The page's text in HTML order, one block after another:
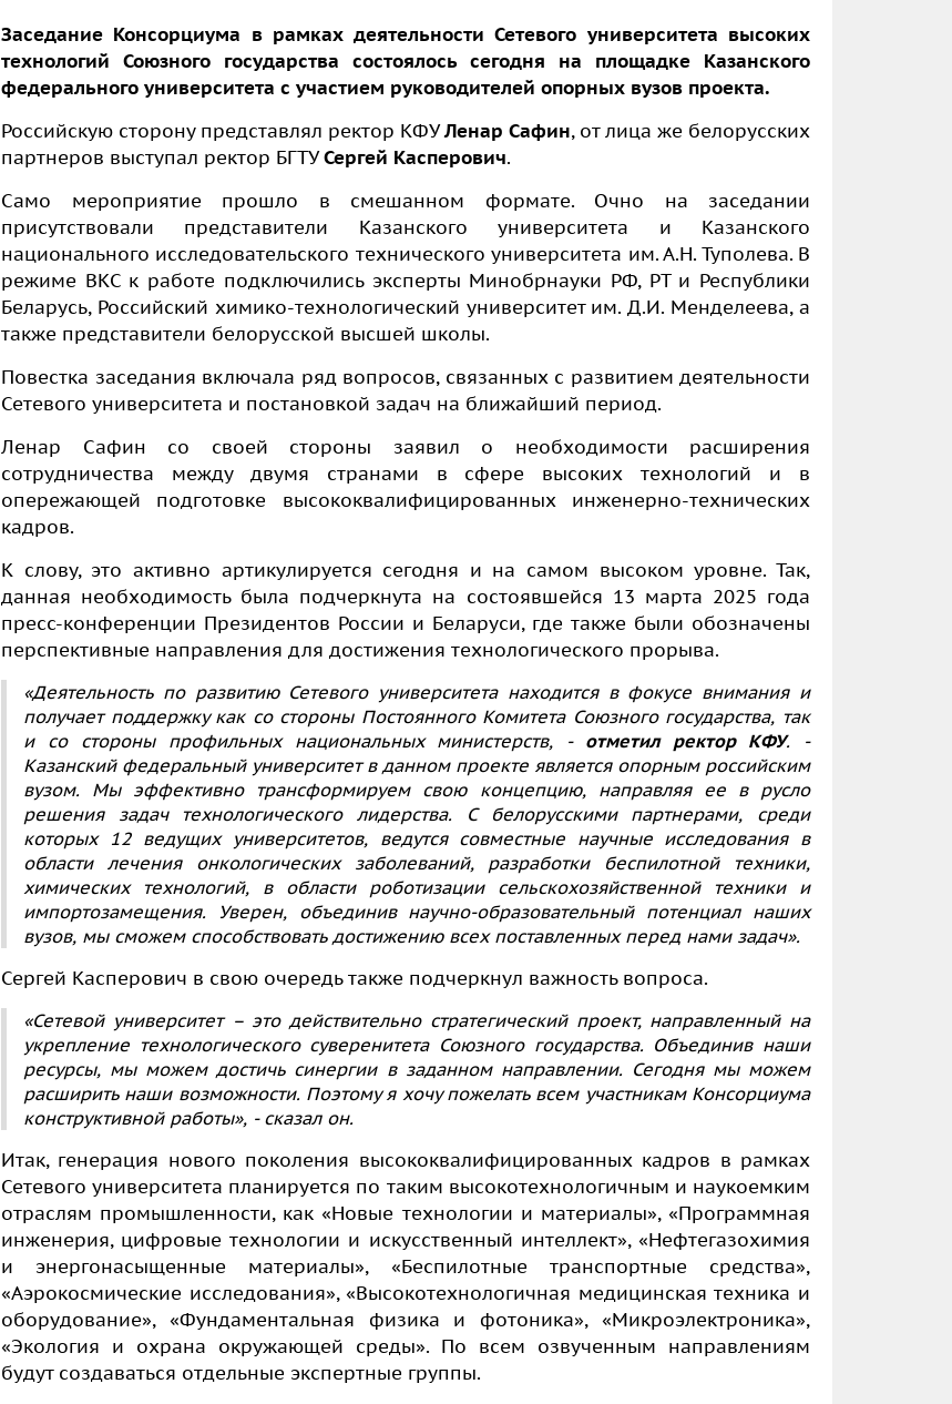
Заседание Консорциума в рамках деятельности Сетевого университета высоких
технологий Союзного государства состоялось сегодня на площадке Казанского
федерального университета с участием руководителей опорных вузов проекта.
Российскую сторону представлял ректор КФУЛенар Сафин, от лица же белорусских
партнеров выступал ректор БГТУСергей Касперович.
Само мероприятие прошло в смешанном формате. Очно на заседании
присутствовали представители Казанского университета и Казанского
национального исследовательского технического университета им. А.Н. Туполева. В
режиме ВКС к работе подключились эксперты Минобрнауки РФ, РТ и Республики
Беларусь, Российский химико-технологический университет им. Д.И. Менделеева, а
также представители белорусской высшей школы.
Повестка заседания включала ряд вопросов, связанных с развитием деятельности
Сетевого университета и постановкой задач на ближайший период.
Ленар Сафин со своей стороны заявил о необходимости расширения
сотрудничества между двумя странами в сфере высоких технологий и в
опережающей подготовке высококвалифицированных инженерно-технических
кадров.
К слову, это активно артикулируется сегодня и на самом высоком уровне. Так,
данная необходимость была подчеркнута на состоявшейся 13 марта 2025 года
пресс-конференции Президентов России и Беларуси, где также были обозначены
перспективные направления для достижения технологического прорыва.
«Деятельность по развитию Сетевого университета находится в фокусе внимания и
получает поддержку как со стороны Постоянного Комитета Союзного государства, так
и со стороны профильных национальных министерств, - отметил ректор КФУ. -
Казанский федеральный университет в данном проекте является опорным российским
вузом. Мы эффективно трансформируем свою концепцию, направляя ее в русло
решения задач технологического лидерства. С белорусскими партнерами, среди
которых 12 ведущих университетов, ведутся совместные научные исследования в
области лечения онкологических заболеваний, разработки беспилотной техники,
химических технологий, в области роботизации сельскохозяйственной техники и
импортозамещения. Уверен, объединив научно-образовательный потенциал наших
вузов, мы сможем способствовать достижению всех поставленных перед нами задач».
Сергей Касперович в свою очередь также подчеркнул важность вопроса.
«Сетевой университет – это действительно стратегический проект, направленный на
укрепление технологического суверенитета Союзного государства. Объединив наши
ресурсы, мы можем достичь синергии в заданном направлении. Сегодня мы можем
расширить наши возможности. Поэтому я хочу пожелать всем участникам Консорциума
конструктивной работы», - сказал он.
Итак, генерация нового поколения высококвалифицированных кадров в рамках
Сетевого университета планируется по таким высокотехнологичным и наукоемким
отраслям промышленности, как «Новые технологии и материалы», «Программная
инженерия, цифровые технологии и искусственный интеллект», «Нефтегазохимия
и энергонасыщенные материалы», «Беспилотные транспортные средства»,
«Аэрокосмические исследования», «Высокотехнологичная медицинская техника и
оборудование», «Фундаментальная физика и фотоника», «Микроэлектроника»,
«Экология и охрана окружающей среды». По всем озвученным направлениям
будут создаваться отдельные экспертные группы.